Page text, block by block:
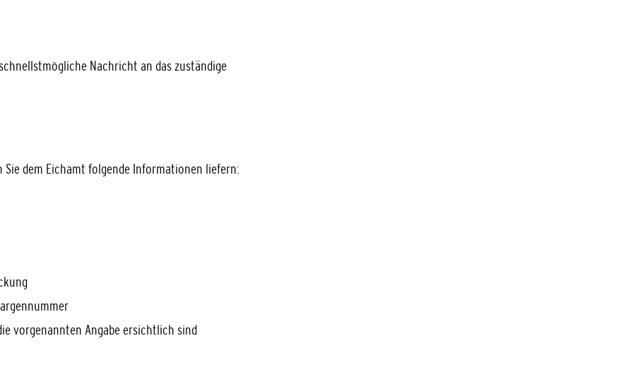
Nachricht an das zuständige
dem Eichamt folgende Informationen liefern:
vorgenannten Angabe ersichtlich sind